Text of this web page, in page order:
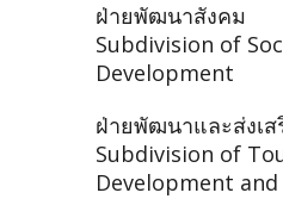
ฝ่ายพัฒนาสังคม
Subdivision of
Development
ฝ่ายพัฒนาและส่งเส
Subdivision of
Development